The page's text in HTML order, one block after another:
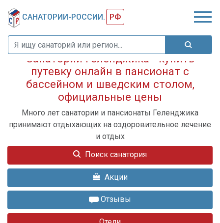
САНАТОРИИ-РОССИИ. РФ
Санатории Геленджика - купить
путевку онлайн в пансионат с
бассейном и шведским столом,
официальные цены
Много лет санатории и пансионаты Геленджика
принимают отдыхающих на оздоровительное лечение
и отдых
Поиск санатория
Акции
Отзывы